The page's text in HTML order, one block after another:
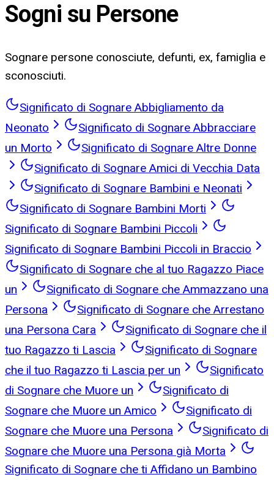
Sogni su Persone
Sognare persone conosciute, defunti, ex, famiglia e
sconosciuti.
Significato di Sognare Abbigliamento da
Neonato
Significato di Sognare Abbracciare
un Morto
Significato di Sognare Altre Donne
Significato di Sognare Amici di Vecchia Data
Significato di Sognare Bambini e Neonati
Significato di Sognare Bambini Morti
Significato di Sognare Bambini Piccoli
Significato di Sognare Bambini Piccoli in Braccio
Significato di Sognare che al tuo Ragazzo Piace
un
Significato di Sognare che Ammazzano una
Persona
Significato di Sognare che Arrestano
una Persona Cara
Significato di Sognare che il
tuo Ragazzo ti Lascia
Significato di Sognare
che il tuo Ragazzo ti Lascia per un
Significato
di Sognare che Muore un
Significato di
Sognare che Muore un Amico
Significato di
Sognare che Muore una Persona
Significato di
Sognare che Muore una Persona già Morta
Significato di Sognare che ti Affidano un Bambino